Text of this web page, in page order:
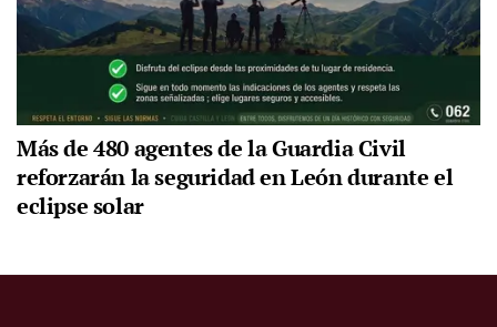
Más de 480 agentes de la Guardia Civil
reforzarán la seguridad en León durante el
eclipse solar